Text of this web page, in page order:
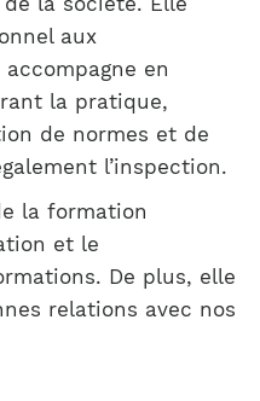
aux
en
la pratique,
de normes et de
l’inspection.
la formation
et le
De plus, elle
relations avec nos